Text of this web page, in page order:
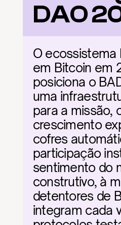
DAO
O ecossistema
em Bitcoin em
posiciona o
uma
para a missão,
crescimento
cofres
participação
sentimento do
construtivo, à
detentores de
integram cada